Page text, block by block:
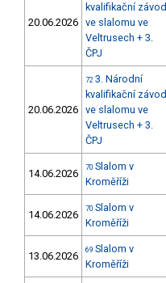
20.06.2026
kvalifikační závod
ve slalomu ve
Veltrusech + 3.
ČPJ
20.06.2026
72 3. Národní
kvalifikační závod
ve slalomu ve
Veltrusech + 3.
ČPJ
14.06.2026 70 Slalom v
Kroměříži
14.06.2026 70 Slalom v
Kroměříži
13.06.2026 69 Slalom v
Kroměříži